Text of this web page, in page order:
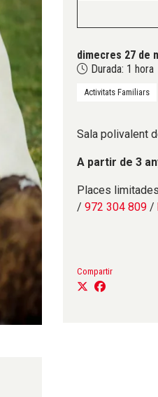
dimecres 27 de
Durada: 1 hora
Activitats Familiars
Sala polivalent
A partir de 3
Places
/ 972 304 809 /
Compartir